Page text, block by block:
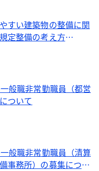
すい建築物の整備に関
定整備の考え方
般職非常勤職員（都営
ついて
般職非常勤職員（清算
事務所）の募集につい